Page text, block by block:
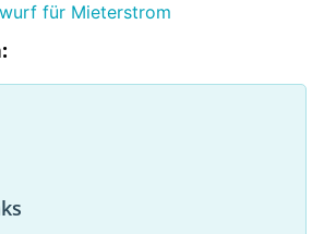
für Mieterstrom